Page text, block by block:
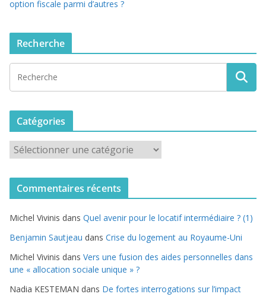
option fiscale parmi d’autres ?
Recherche
Catégories
t
o
r
i
e
Commentaires récents
Michel Vivinis dans Quel avenir pour le locatif intermédiaire ? (1)
Benjamin Sautjeau dans Crise du logement au Royaume-Uni
Michel Vivinis dans Vers une fusion des aides personnelles dans
une « allocation sociale unique » ?
Nadia KESTEMAN dans De fortes interrogations sur l’impact